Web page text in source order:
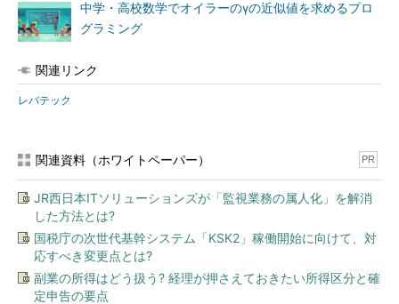
中学・高校数学でオイラーのγの近似値を求めるプロ
グラミング
関連リンク
レバテック
関連資料（ホワイトペーパー） PR
JR西日本ITソリューションズが「監視業務の属人化」を解消
した方法とは?
国税庁の次世代基幹システム「KSK2」稼働開始に向けて、対
応すべき変更点とは?
副業の所得はどう扱う? 経理が押さえておきたい所得区分と確
定申告の要点